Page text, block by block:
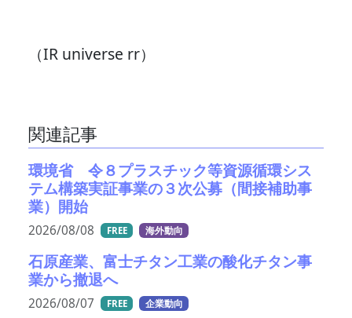
（IR universe rr）
関連記事
環境省 令８プラスチック等資源循環シス
テム構築実証事業の３次公募（間接補助事
業）開始
2026/08/08 FREE 海外動向
石原産業、富士チタン工業の酸化チタン事
業から撤退へ
2026/08/07 FREE 企業動向